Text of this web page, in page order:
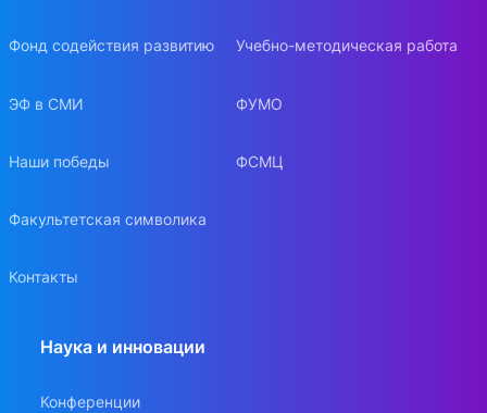
Фонд содействия развитию
ЭФ в СМИ
Наши победы
Факультетская символика
Контакты
Учебно-методическая работа
ФУМО
ФСМЦ
Наука и инновации
Конференции